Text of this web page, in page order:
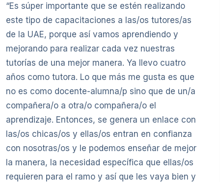
“Es súper importante que se estén realizando
este tipo de capacitaciones a las/os tutores/as
de la UAE, porque así vamos aprendiendo y
mejorando para realizar cada vez nuestras
tutorías de una mejor manera. Ya llevo cuatro
años como tutora. Lo que más me gusta es que
no es como docente-alumna/p sino que de un/a
compañera/o a otra/o compañera/o el
aprendizaje. Entonces, se genera un enlace con
las/os chicas/os y ellas/os entran en confianza
con nosotras/os y le podemos enseñar de mejor
la manera, la necesidad específica que ellas/os
requieren para el ramo y así que les vaya bien y